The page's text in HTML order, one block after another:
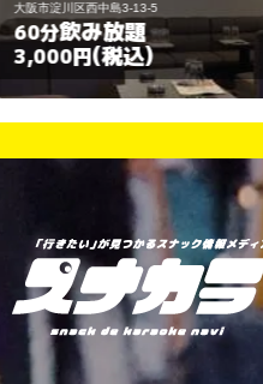
大阪市淀川区西中島3-14-11
30分飲み放題
3,000円 (税込)